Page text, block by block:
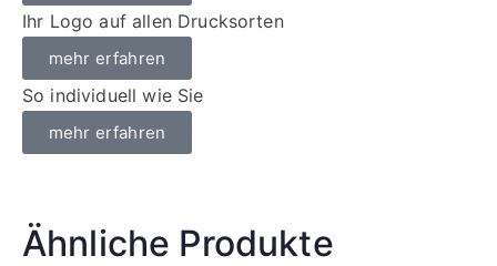
Ihr Logo auf allen Drucksorten
mehr erfahren
So individuell wie Sie
mehr erfahren
Ähnliche Produkte